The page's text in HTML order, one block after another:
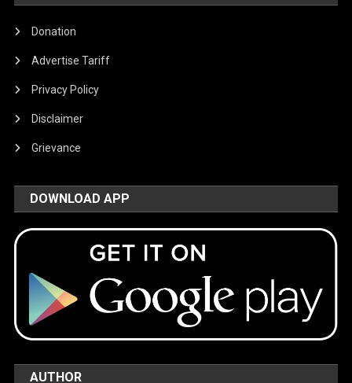
Donation
Advertise Tariff
Privacy Policy
Disclaimer
Grievance
DOWNLOAD APP
AUTHOR